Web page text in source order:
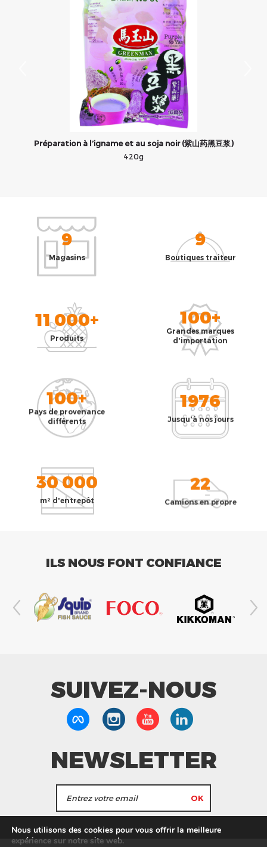
Préparation à l’igname et au soja noir (紫山药黑豆浆)
420g
9
Magasins
9
Boutiques traiteur
11 000+
Produits
100+
Grandes marques
d'importation
100+
Pays de provenance
différents
1976
Jusqu'à nos jours
30 000
m² d'entrepôt
22
Camions en propre
ILS NOUS FONT CONFIANCE
SUIVEZ-NOUS
NEWSLETTER
J'accepte de recevoir les actualités et les
informations de Tang Frères.
Nous utilisons des cookies pour vous offrir la meilleure
expérience sur notre site web.